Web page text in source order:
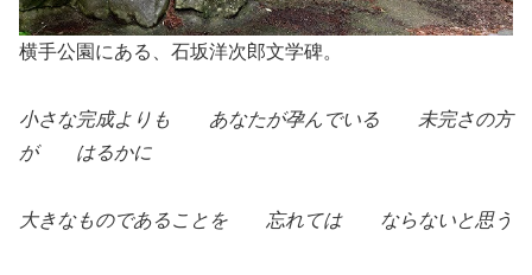
横手公園にある、石坂洋次郎文学碑。
小さな完成よりも あなたが孕んでいる 未完さの方
が はるかに
大きなものであることを 忘れては ならないと思う